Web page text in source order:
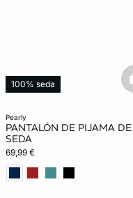
pearly
PANTALÓN DE PIJAMA DE
SEDA
69,99 €
100% seda